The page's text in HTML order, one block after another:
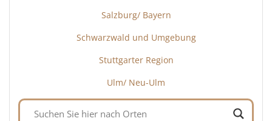
Salzburg/ Bayern
Schwarzwald und Umgebung
Stuttgarter Region
Ulm/ Neu-Ulm